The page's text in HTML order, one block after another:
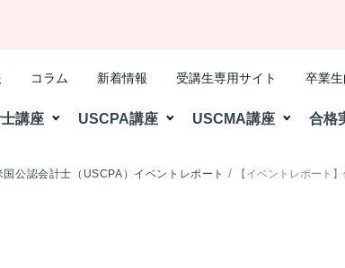
講座 USCPA講座 USCMA講座 合格
コラム 新着情報 受講生専用サイト 卒業
国公認会計士（USCPA）イベントレポート 【イベントレポート